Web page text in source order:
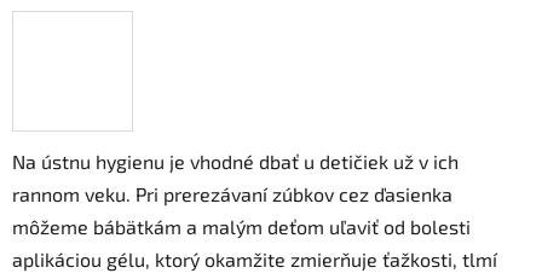
Na ústnu hygienu je vhodné dbať u detičiek už v ich
rannom veku. Pri prerezávaní zúbkov cez ďasienka
môžeme bábätkám a malým deťom uľaviť od bolesti
aplikáciou gélu, ktorý okamžite zmierňuje ťažkosti, tlmí